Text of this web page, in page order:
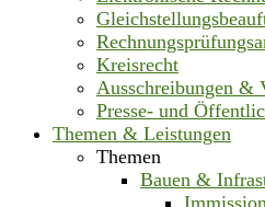
Kreisrecht
Ausschreibungen &
Presse- und
Themen & Leistungen
Themen
Bauen &